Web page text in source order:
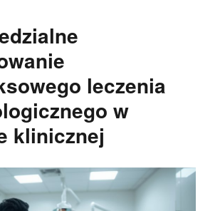
leczenia
w
klinicznej